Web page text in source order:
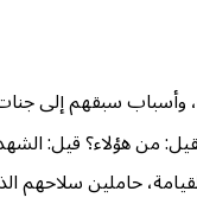
وأسباب سبقهم إلى
من هؤلاء؟ قيل:
حاملين سلاحهم